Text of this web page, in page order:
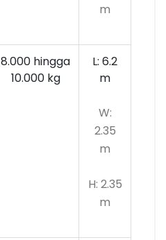
m
8.000 hingga
10.000 kg
L: 6.2
m
W:
2.35
m
H: 2.35
m